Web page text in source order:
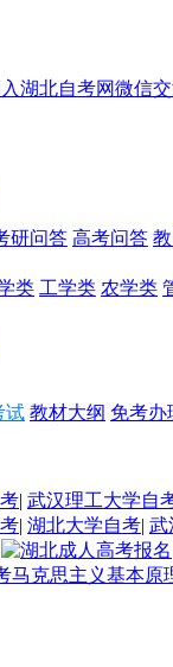
湖北自考网微信
研问答 高考问答
类 工学类 农学类
试 教材大纲 免考办
| 武汉理工大学自
| 湖北大学自考| 武
马克思主义基本原